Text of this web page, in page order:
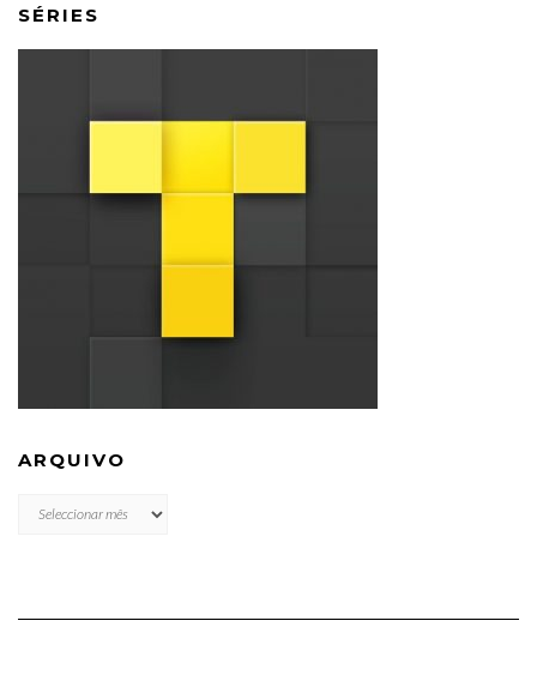
SÉRIES
ARQUIVO
ARQUIVO